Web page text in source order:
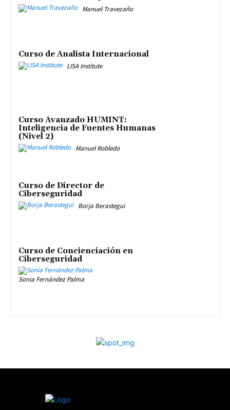
Manuel Travezaño
Curso de Analista Internacional
LISA Institute
Curso Avanzado HUMINT:
Inteligencia de Fuentes Humanas
(Nivel 2)
Manuel Robledo
Curso de Director de
Ciberseguridad
Borja Berastegui
Curso de Concienciación en
Ciberseguridad
Sonia Fernández Palma